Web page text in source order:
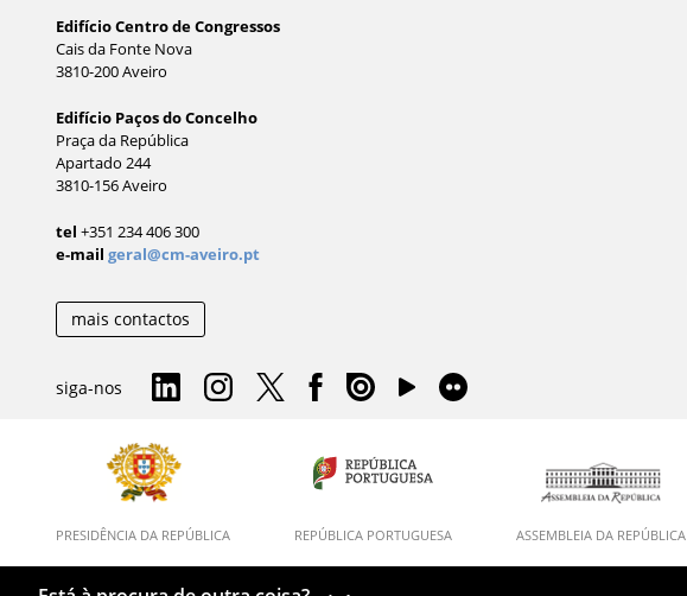
Edifício Centro de Congressos
Cais da Fonte Nova
3810-200 Aveiro
Edifício Paços do Concelho
Praça da República
Apartado 244
3810-156 Aveiro
tel +351 234 406 300
e-mail geral@cm-aveiro.pt
mais contactos
siga-nos
PRESIDÊNCIA DA REPÚBLICA REPÚBLICA PORTUGUESA ASSEMBLEIA DA REPÚBLICA